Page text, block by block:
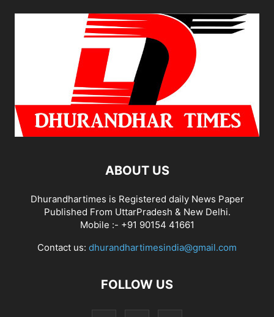
ABOUT US
Dhurandhartimes is Registered daily News Paper
Published From UttarPradesh & New Delhi.
Mobile :- +91 90154 41661
Contact us: dhurandhartimesindia@gmail.com
FOLLOW US